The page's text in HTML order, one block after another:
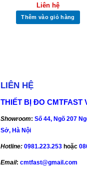
Liên hệ
Thêm vào giỏ hàng
LIÊN HỆ
THIẾT BỊ ĐO CMTFAST
Showroom: Số 44, Ngõ 207
Sở, Hà Nội
Hotline: 0981.223.253 hoặc
Email: cmtfast@gmail.com